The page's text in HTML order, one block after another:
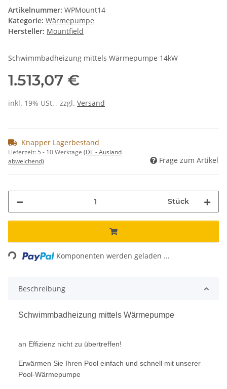
Artikelnummer: WPMount14
Kategorie: Wärmepumpe
Hersteller: Mountfield
Schwimmbadheizung mittels Wärmepumpe 14kW
1.513,07 €
inkl. 19% USt. , zzgl. Versand
Knapper Lagerbestand
Lieferzeit: 5 - 10 Werktage (DE - Ausland
abweichend)
Frage zum Artikel
Stück
Loading... Komponenten werden geladen ...
Beschreibung
Schwimmbadheizung mittels Wärmepumpe
an Effizienz nicht zu übertreffen!
Erwärmen Sie Ihren Pool einfach und schnell mit unserer
Pool-Wärmepumpe